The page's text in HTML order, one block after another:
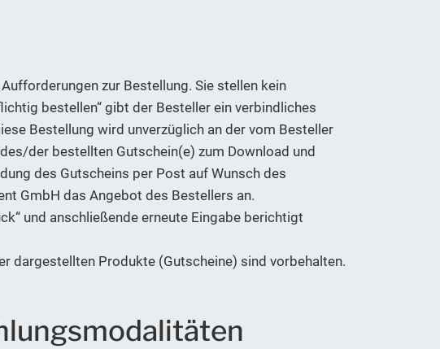
zur Bestellung. Sie stellen kein
bestellen“ gibt der Besteller ein verbindliches
Bestellung wird unverzüglich an der vom Besteller
der bestellten Gutschein(e) zum Download und
des Gutscheins per Post auf Wunsch des
GmbH das Angebot des Bestellers an.
und anschließende erneute Eingabe berichtigt
dargestellten Produkte (Gutscheine) sind vorbehalten.